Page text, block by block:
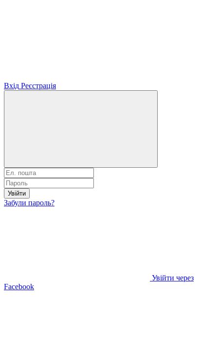
Вхід Реєстрація
Увійти
Забули пароль?
Увійти через
Facebook